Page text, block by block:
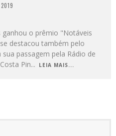
o prêmio "Notáveis
destacou também pelo
passagem pela Rádio de
Pin... LEIA MAIS...